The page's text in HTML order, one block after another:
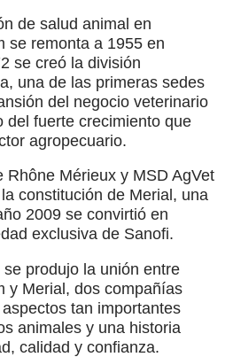
de salud animal en
se remonta a 1955 en
se creó la división
una de las primeras sedes
del negocio veterinario
del fuerte crecimiento que
agropecuario.
Rhône Mérieux y MSD AgVet
constitución de Merial, una
2009 se convirtió en
exclusiva de Sanofi.
produjo la unión entre
y Merial, dos compañías
tan importantes
animales y una historia
calidad y confianza.